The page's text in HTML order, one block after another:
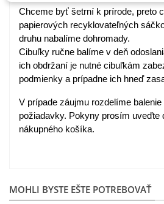
Chceme byť šetrní k prírode, preto
papierových recyklovateľných
druhu nabalíme dohromady.
Cibuľky ručne balíme v deň
ich obdržaní je nutné cibuľkám
podmienky a prípadne ich hneď
V prípade záujmu rozdelíme balenie
požiadavky. Pokyny prosím uveďte
nákupného košíka.
MOHLI BYSTE EŠTE POTREBOVAŤ